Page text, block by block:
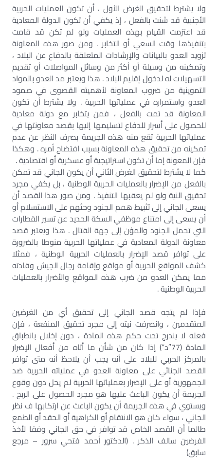
ولا يشترط لتحقيق الغرض الأول ، أن تكون العمليات الحربية
الأجنبية قد شنت بالفعل ، إذ يكفي أن تكون الدولة المعادية
قد اعتزمت القيام بهذه العمليات ولو لم تكن قد قامت
بتنفيذها وقت السعي أو التخابر . ومن صور هذه المعاونة
تزويد العدو بالبيانات والإرشادات المتعلقة بالدفاع عن البلاد ،
وتمكينه من وسيلة أو أكثر من وسائل المواصلات أو تقديم
التسهيلات له لدخول إقليم البلاد . هذا ويعتبر مد العدو بالمواد
التموينية من ضروب المعاونة لأهميته القصوى في صمود
العدو واستمراره في عملياتها الحربية . ولا يشترط أن تكون
المعاونة قد تمت بالفعل ، فمن يتخابر مع دولة معادية
للحصول على أسرار للدفاع لتسليمها إليها بقصد معاونتها في
عملياتها الحربية تقع منه هذه الجريمة بصرف النظر عن عدم
تمكينه من تحقيق هذه المعاونة بسبب افتضاح أمره . وهكذا
فإن المعونة إما أن تكون استراتيجية أو عسكرية أو اقتصادية .
كما لا يشترط لتحقيق الغرض الثاني أن يكون الجاني قد تمكن
بالفعل من الإضرار بالعمليات الحربية الوطنية ، بل يكفي مجرد
تحقيق النية ولو لم يعقبها التنفيذ . ومن صور هذا القصد أن
يسعى الجاني إلى تثبيط همم الجنود وحثهم على الاستسلام أو
أن يسعى إلى امتناع موظفي السكة الحديد عن تسير القطارات
التي تحمل الجنود والمؤن إلى جهة القتال . هذا ويعتبر قصد
معاونة الدولة المعادية في عملياتها الحربية منوطا بالضرورة
على توافر قصد الإضرار بالعمليات الحربية الوطنية ، فمثلا
كشف المواقع الحربية أو مواقع وإقامة رجال الجيش وقادته
مما يمكن العدو من ضرب هذه المواقع والأضرار بالعمليات
الحربية الوطنية .
فإذا لم يتجه قصد الجاني إلى تحقيق أي من الغرضين
المتقدمين ، وانصرفت نيته إلى مجرد تحقيق المنفعة ، فإن
فعله لا يندرج تحت حكم هذه المادة ، دون إخلال بانطباق
المادة (77″د”) إذا كان من شأن ما أتاه من أفعال الإضرار
بالمركز الحربي للبلاد على أنه يجب أن يلاحظ أنه متى توافر
القصد الجنائي على معاونة العدو في عملياته الحربية ضد
الجمهورية أو على الإضرار بعملياتها الحربية لم يحل دون وقوع
الجريمة أن يكون الباعث عليها هو مجرد الحصول على الربح .
ويستوي في هذه الجريمة أن يكون الباعث عن ارتكابها ف نظر
الجاني ، سواء كان هو الانتقام أو الكراهية أو الحقد أو الطمع
طالما أن القصد الخاص قد توافر في حق الجاني وفقا لأخذ
الفرضين سالف الذكر . (الدكتور أحمد فتحي سرور – مرجع
سابق)